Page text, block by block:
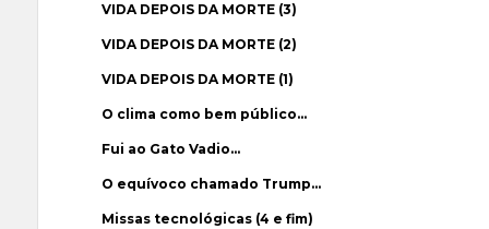
VIDA DEPOIS DA MORTE (3)
VIDA DEPOIS DA MORTE (2)
VIDA DEPOIS DA MORTE (1)
O clima como bem público…
Fui ao Gato Vadio…
O equívoco chamado Trump…
Missas tecnológicas (4 e fim)